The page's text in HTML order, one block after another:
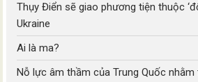
Thụy Điển sẽ giao phương tiện thuộc
Ukraine
Ai là ma?
Nỗ lực âm thầm của Trung Quốc